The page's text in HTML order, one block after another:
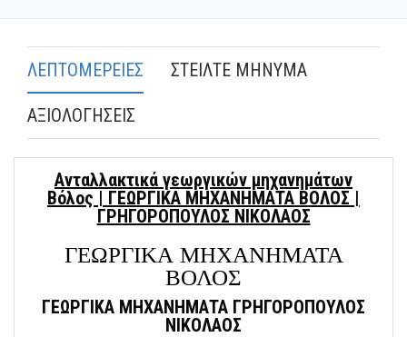
ΛΕΠΤΟΜΕΡΕΙΕΣ ΣΤΕΙΛΤΕ ΜΗΝΥΜΑ
ΑΞΙΟΛΟΓΗΣΕΙΣ
Ανταλλακτικά γεωργικών μηχανημάτων
Βόλος | ΓΕΩΡΓΙΚΑ ΜΗΧΑΝΗΜΑΤΑ ΒΟΛΟΣ |
ΓΡΗΓΟΡΟΠΟΥΛΟΣ ΝΙΚΟΛΑΟΣ
ΓΕΩΡΓΙΚΑ ΜΗΧΑΝΗΜΑΤΑ
ΒΟΛΟΣ
ΓΕΩΡΓΙΚΑ ΜΗΧΑΝΗΜΑΤΑ ΓΡΗΓΟΡΟΠΟΥΛΟΣ
ΝΙΚΟΛΑΟΣ